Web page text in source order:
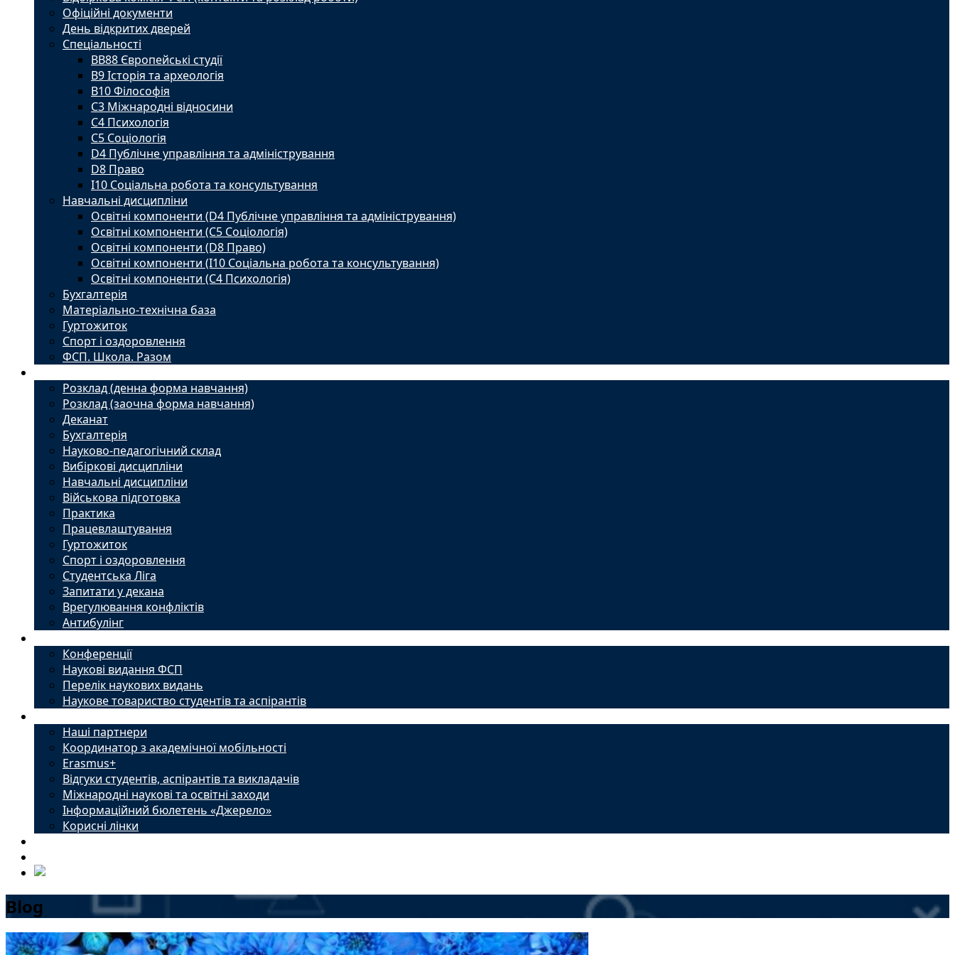
Офіційні документи
День відкритих дверей
Спеціальності
BВ88 Європейські студії
B9 Історія та археологія
B10 Філософія
C3 Міжнародні відносини
C4 Психологія
С5 Соціологія
D4 Публічне управління та адміністрування
D8 Право
I10 Соціальна робота та консультування
Навчальні дисципліни
Освітні компоненти (D4 Публічне управління та адміністрування)
Освітні компоненти (С5 Соціологія)
Освітні компоненти (D8 Право)
Освітні компоненти (I10 Соціальна робота та консультування)
Освітні компоненти (С4 Психологія)
Бухгалтерія
Матеріально-технічна база
Гуртожиток
Спорт і оздоровлення
ФСП. Школа. Разом
Розклад (денна форма навчання)
Розклад (заочна форма навчання)
Деканат
Бухгалтерія
Науково-педагогічний склад
Вибіркові дисципліни
Навчальні дисципліни
Військова підготовка
Практика
Працевлаштування
Гуртожиток
Спорт і оздоровлення
Студентська Ліга
Запитати у декана
Врегулювання конфліктів
Антибулінг
Конференції
Наукові видання ФСП
Перелік наукових видань
Наукове товариство студентів та аспірантів
Наші партнери
Координатор з академічної мобільності
Erasmus+
Відгуки студентів, аспірантів та викладачів
Міжнародні наукові та освітні заходи
Інформаційний бюлетень «Джерело»
Корисні лінки
Blog